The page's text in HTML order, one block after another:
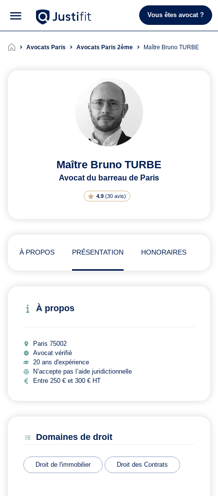
Vous êtes avocat ?
Avocats Paris Avocats Paris 2ème Maître Bruno TURBE
Maître Bruno TURBE
Avocat du barreau de Paris
4.9 (30 avis)
À PROPOS PRÉSENTATION HONORAIRES
À propos
Paris 75002
Avocat vérifié
20 ans d'expérience
N’accepte pas l’aide juridictionnelle
Entre 250 € et 300 € HT
Domaines de droit
Droit de l'immobilier Droit des Contrats